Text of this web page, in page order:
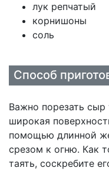
лук репчатый
корнишоны
соль
Способ
Важно порезать сыр
широкая
помощью длинной
срезом к огню. Как
таять, соскребите